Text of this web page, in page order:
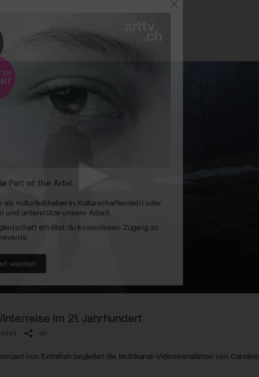
im 21. Jahrhundert
von Extrafish begleitet die Multikanal-Videoinstallation von Caroline
als Kulturliebhaber:in, Kulturschaffende(r) oder
und unterstütze unsere Arbeit.
erhältst du kostenlosen Zugang zu